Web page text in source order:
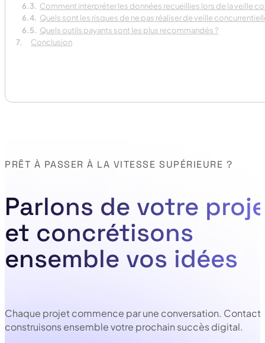
Comment interpréter les données recueillies lors de la veille
Quels sont les risques de ne pas réaliser de veille
Quels outils payants sont les plus recommandés ?
Conclusion
Parlons de votre
et concrétisons
ensemble vos idées
PRÊT À PASSER À LA VITESSE SUPÉRIEURE ?
Chaque projet commence par une conversation.
construisons ensemble votre prochain succès digital.